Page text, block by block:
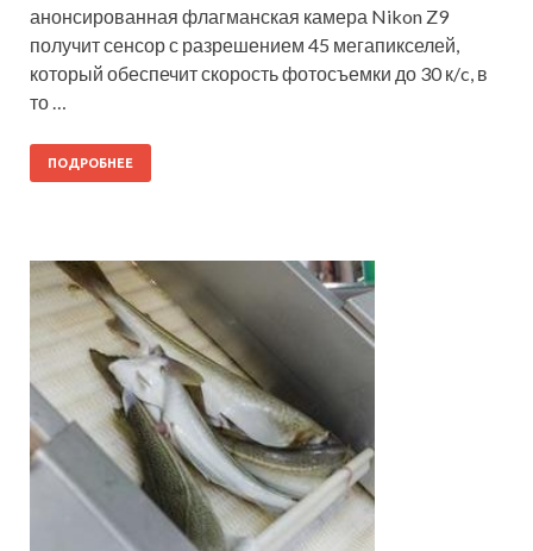
анонсированная флагманская камера Nikon Z9
получит сенсор с разрешением 45 мегапикселей,
который обеспечит скорость фотосъемки до 30 к/c, в
то …
ПОДРОБНЕЕ